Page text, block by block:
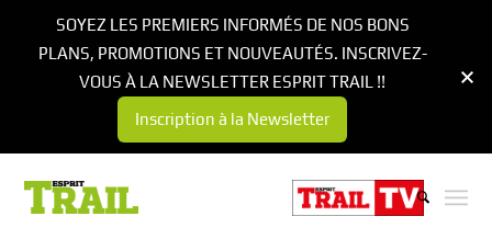
SOYEZ LES PREMIERS INFORMÉS DE NOS BONS
PLANS, PROMOTIONS ET NOUVEAUTÉS. INSCRIVEZ-
VOUS À LA NEWSLETTER ESPRIT TRAIL !!
Inscription à la Newsletter